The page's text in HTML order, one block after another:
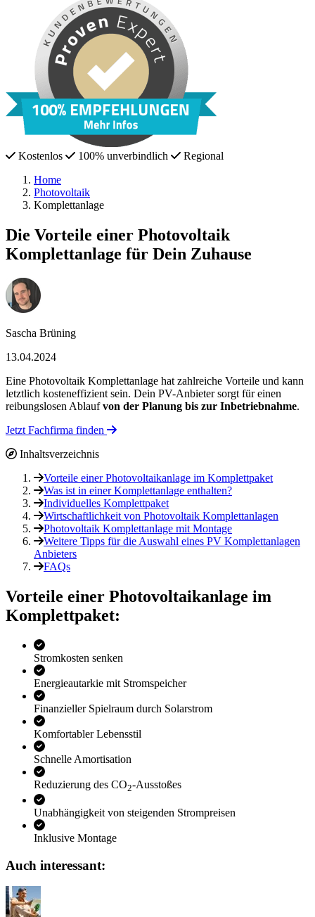
Kostenlos 100% unverbindlich
Regional
Home
Photovoltaik
Komplettanlage
Die Vorteile einer Photovoltaik
Komplettanlage für Dein Zuhause
Sascha Brüning
13.04.2024
Eine Photovoltaik Komplettanlage hat zahlreiche Vorteile und kann
letztlich kosteneffizient sein. Dein PV-Anbieter sorgt für einen
reibungslosen Ablaufvon der Planung bis zur Inbetriebnahme.
Jetzt Fachfirma finden
Inhaltsverzeichnis
Vorteile einer Photovoltaikanlage im Komplettpaket
Was ist in einer Komplettanlage enthalten?
Individuelles Komplettpaket
Wirtschaftlichkeit von Photovoltaik Komplettanlagen
Photovoltaik Komplettanlage mit Montage
Weitere Tipps für die Auswahl eines PV Komplettanlagen
Anbieters
FAQs
Vorteile einer Photo­voltaik­anlage im
Komplettpaket:
Stromkosten senken
Energieautarkie mit Stromspeicher
Finanzieller Spielraum durch Solarstrom
Komfortabler Lebensstil
Schnelle Amortisation
Reduzierung des CO2-Ausstoßes
Unabhängigkeit von steigenden Strompreisen
Inklusive Montage
Auch interessant: